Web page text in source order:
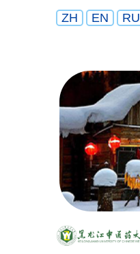
ZH EN RU